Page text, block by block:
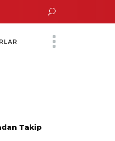
Ono Sergisi Özel Bir Davetle Açıldı
Takip